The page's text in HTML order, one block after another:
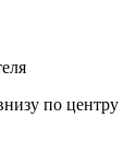
по центру